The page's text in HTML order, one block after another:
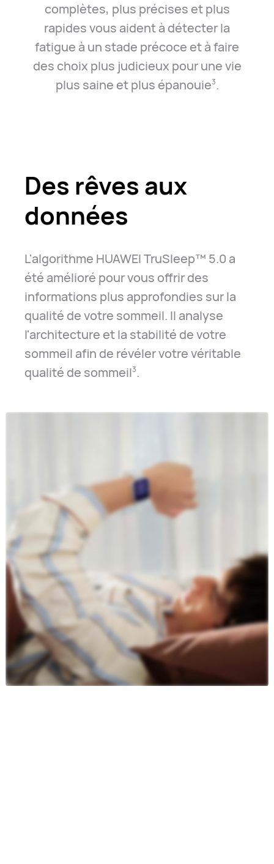
complètes, plus précises et plus
rapides vous aident à détecter la
fatigue à un stade précoce et à faire
des choix plus judicieux pour une vie
plus saine et plus épanouie⁠3.
Des rêves aux
données
L'algorithme HUAWEI TruSleep™ 5.0 a
été amélioré pour vous offrir des
informations plus approfondies sur la
qualité de votre sommeil. Il analyse
l'architecture et la stabilité de votre
sommeil afin de révéler votre véritable
qualité de sommeil⁠3.